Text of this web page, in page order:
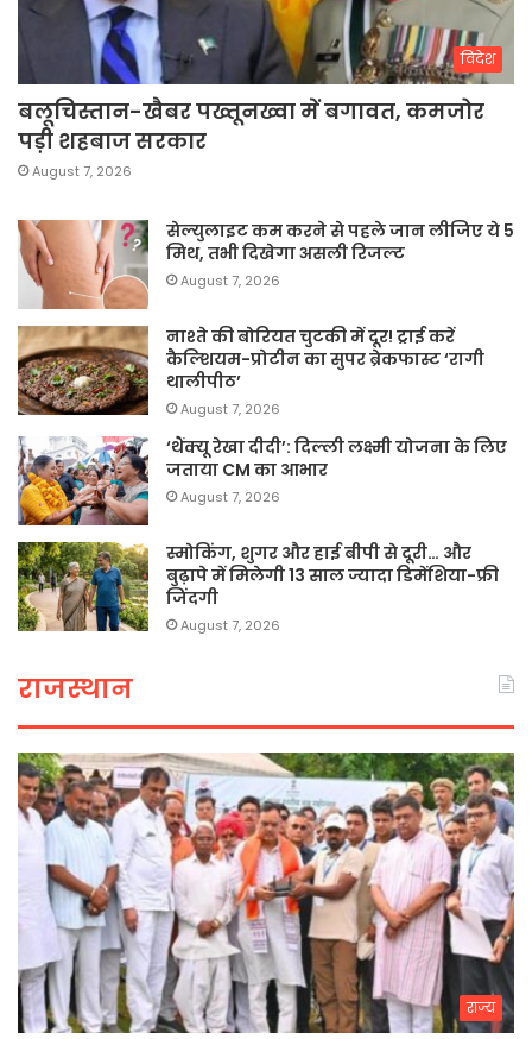
विदेश
बलूचिस्तान-खैबर पख्तूनख्वा में बगावत, कमजोर
पड़ी शहबाज सरकार
August 7, 2026
सेल्युलाइट कम करने से पहले जान लीजिए ये 5
मिथ, तभी दिखेगा असली रिजल्ट
August 7, 2026
नाश्ते की बोरियत चुटकी में दूर! ट्राई करें
कैल्शियम-प्रोटीन का सुपर ब्रेकफास्ट ‘रागी
थालीपीठ’
August 7, 2026
‘थैंक्यू रेखा दीदी’: दिल्ली लक्ष्मी योजना के लिए
जताया CM का आभार
August 7, 2026
स्मोकिंग, शुगर और हाई बीपी से दूरी… और
बुढ़ापे में मिलेगी 13 साल ज्यादा डिमेंशिया-फ्री
जिंदगी
August 7, 2026
राजस्थान
राज्य